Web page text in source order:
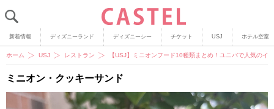
新着情報 ディズニーランド ディズニーシー チケット USJ ホテル空室
ホーム USJ レストラン 【USJ】ミニオンフード10種類まとめ！ユニバで人気のイ
ミニオン・クッキーサンド